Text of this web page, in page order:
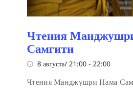
Чтения
Самгити
8 августа/ 21:00 - 22:00
Чтения Манджушри Нама